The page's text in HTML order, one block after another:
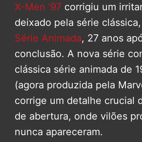
X-Men ’97 corrigiu um
deixado pela série clássica,
Série Animada, 27 anos
conclusão. A nova série
clássica série animada de
(agora produzida pela
corrige um detalhe crucial
de abertura, onde vilões
nunca apareceram.